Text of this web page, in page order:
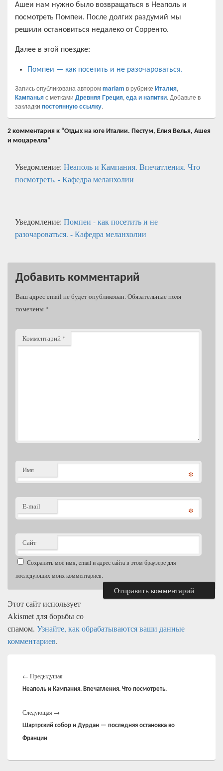
Ашеи нам нужно было возвращаться в Неаполь и
посмотреть Помпеи. После долгих раздумий мы
решили остановиться недалеко от Сорренто.
Далее в этой поездке:
Помпеи — как посетить и не разочароваться.
Запись опубликована авторомmariam в рубрике Италия,
Кампаньяс метками Древняя Греция, еда и напитки. Добавьте в
закладки постоянную ссылку.
2 комментария к “Отдых на юге Италии. Пестум, Елия Велья, Ашея
и моцарелла”
Уведомление: Неаполь и Кампания. Впечатления. Что
посмотреть. - Кафедра меланхолии
Уведомление: Помпеи - как посетить и не
разочароваться. - Кафедра меланхолии
Добавить комментарий
Ваш адрес email не будет опубликован.Обязательные поля
помечены *
Комментарий *
Имя *
E-mail *
Сайт
Сохранить моё имя, email и адрес сайта в этом браузере для
последующих моих комментариев.
Этот сайт использует
Akismet для борьбы со
спамом. Узнайте, как обрабатываются ваши данные
комментариев.
по
записям
← Предыдущая
запись:
Неаполь и Кампания. Впечатления. Что посмотреть.
Следующая →
запись:
Шартрский собор и Дурдан — последняя остановка во
Франции